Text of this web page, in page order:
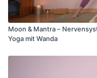
Moon & Mantra –
Yoga mit Wanda